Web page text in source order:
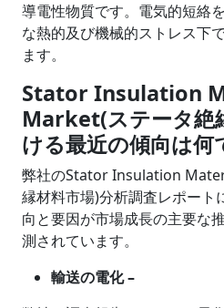
導電性物質です。電気的短絡
な熱的及び機械的ストレス下
ます。
Stator Insulation
Market(ステータ絶
ける最近の傾向は何
弊社のStator Insulation
縁材料市場)分析調査レポート
向と要因が市場成長の主要な
測されています。
輸送の電化 –